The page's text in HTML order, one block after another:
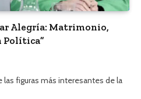
Alegría: Matrimonio,
Política”
las figuras más interesantes de la